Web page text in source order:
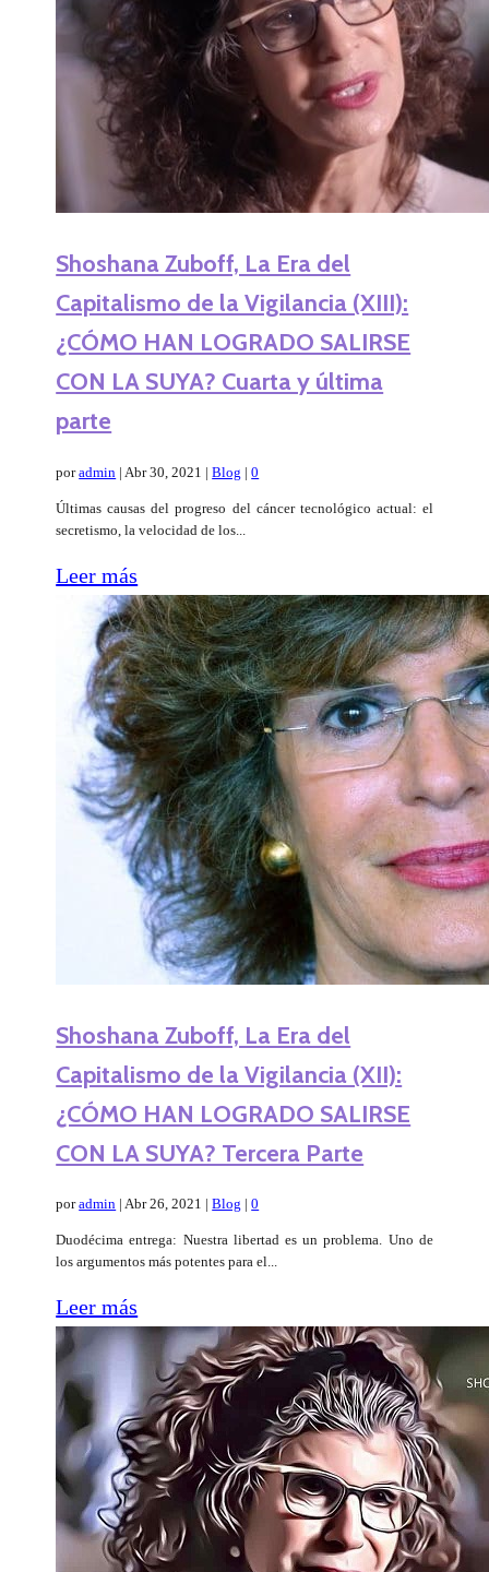
Shoshana Zuboff, La Era del
Capitalismo de la Vigilancia (XIII):
¿CÓMO HAN LOGRADO SALIRSE
CON LA SUYA? Cuarta y última
parte
poradmin | Abr 30, 2021 |Blog |0
Últimas causas del progreso del cáncer tecnológico actual: el
secretismo, la velocidad de los...
Leer más
Shoshana Zuboff, La Era del
Capitalismo de la Vigilancia (XII):
¿CÓMO HAN LOGRADO SALIRSE
CON LA SUYA? Tercera Parte
poradmin |Abr 26, 2021 |Blog |0
Duodécima entrega: Nuestra libertad es un problema. Uno de
los argumentos más potentes para el...
Leer más